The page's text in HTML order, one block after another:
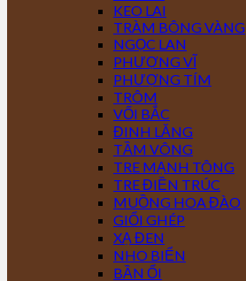
KEO LAI
TRÀM BÔNG VÀNG
NGỌC LAN
PHƯỢNG VĨ
PHƯỢNG TÍM
TRÔM
VỐI BẮC
ĐINH LĂNG
TẦM VÔNG
TRE MẠNH TÔNG
TRE ĐIỀN TRÚC
MUỒNG HOA ĐÀO
GIỔI GHÉP
XẠ ĐEN
NHO BIỂN
BẦN ỔI